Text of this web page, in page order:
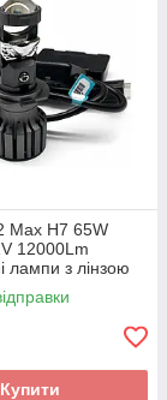
Max H7 65W
12000Lm
лампи з лінзою
Купити